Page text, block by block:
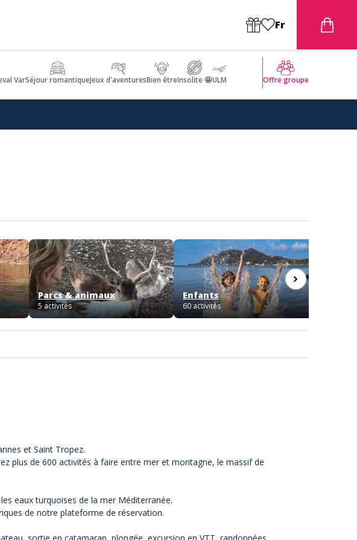
Fr
VarSéjour romantiqueJeux d'aventuresBien êtreInsolite 🤩ULM Offre groupe
Parcs & animaux
5 activités
Enfants
60 activités
et Saint Tropez.
plus de 600 activités à faire entre mer et montagne, le massif de
eaux turquoises de la mer Méditerranée.
de notre plateforme de réservation.